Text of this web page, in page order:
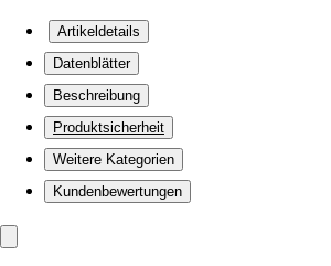
Artikeldetails
Datenblätter
Beschreibung
Produktsicherheit
Weitere Kategorien
Kundenbewertungen